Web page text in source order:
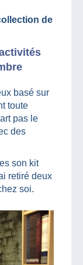
de
basé sur
toute
pas le
des
son kit
retiré deux
soi.